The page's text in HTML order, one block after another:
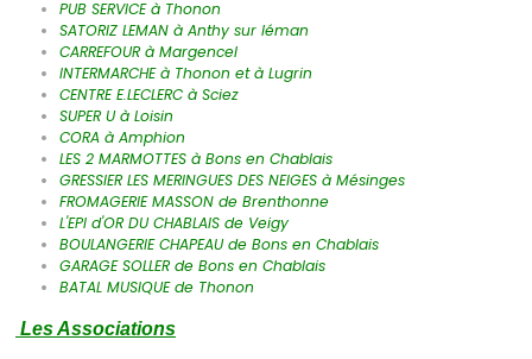
PUB SERVICE à Thonon
SATORIZ LEMAN à Anthy sur léman
CARREFOUR à Margencel
INTERMARCHE à Thonon et à Lugrin
CENTRE E.LECLERC à Sciez
SUPER U à Loisin
CORA à Amphion
LES 2 MARMOTTES à Bons en Chablais
GRESSIER LES MERINGUES DES NEIGES à Mésinges
FROMAGERIE MASSON de Brenthonne
L'EPI d'OR DU CHABLAIS de Veigy
BOULANGERIE CHAPEAU de Bons en Chablais
GARAGE SOLLER de Bons en Chablais
BATAL MUSIQUE de Thonon
Les Associations